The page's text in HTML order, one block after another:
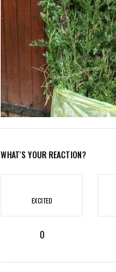
WHAT'S YOUR REACTION?
EXCITED
0